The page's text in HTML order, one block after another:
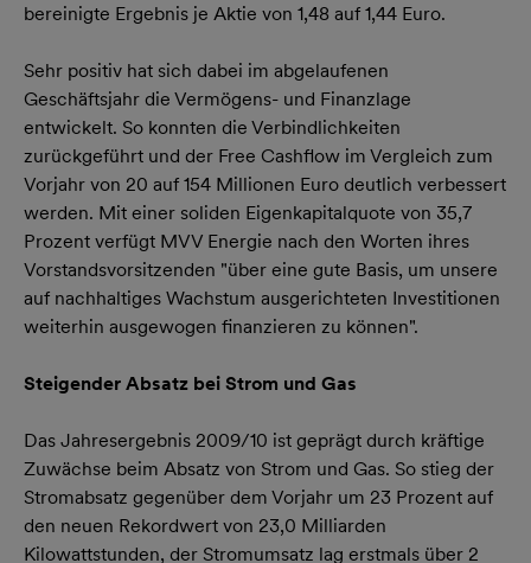
bereinigte Ergebnis je Aktie von 1,48 auf 1,44 Euro.
Sehr positiv hat sich dabei im abgelaufenen
Geschäftsjahr die Vermögens- und Finanzlage
entwickelt. So konnten die Verbindlichkeiten
zurückgeführt und der Free Cashflow im Vergleich zum
Vorjahr von 20 auf 154 Millionen Euro deutlich verbessert
werden. Mit einer soliden Eigenkapitalquote von 35,7
Prozent verfügt MVV Energie nach den Worten ihres
Vorstandsvorsitzenden "über eine gute Basis, um unsere
auf nachhaltiges Wachstum ausgerichteten Investitionen
weiterhin ausgewogen finanzieren zu können".
Steigender Absatz bei Strom und Gas
Das Jahresergebnis 2009/10 ist geprägt durch kräftige
Zuwächse beim Absatz von Strom und Gas. So stieg der
Stromabsatz gegenüber dem Vorjahr um 23 Prozent auf
den neuen Rekordwert von 23,0 Milliarden
Kilowattstunden, der Stromumsatz lag erstmals über 2